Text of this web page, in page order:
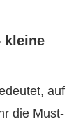
kleine
auf
die Must-